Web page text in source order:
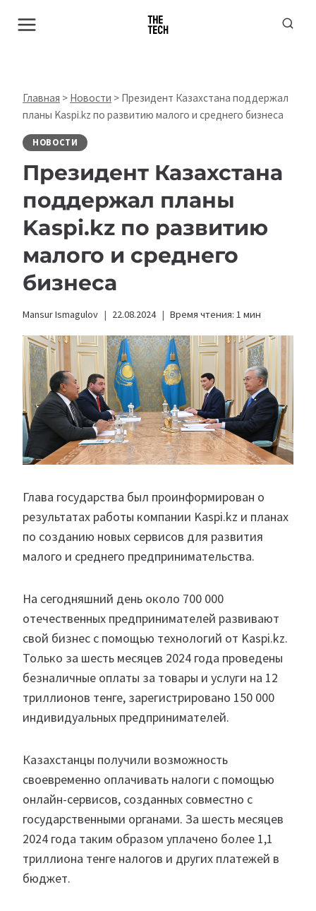
Главная > Новости > Президент Казахстана поддержал
планы Kaspi.kz по развитию малого и среднего бизнеса
НОВОСТИ
Президент Казахстана
поддержал планы
Kaspi.kz по развитию
малого и среднего
бизнеса
Mansur Ismagulov 22.08.2024 Время чтения: 1 мин
Глава государства был проинформирован о
результатах работы компании Kaspi.kz и планах
по созданию новых сервисов для развития
малого и среднего предпринимательства.
На сегодняшний день около 700 000
отечественных предпринимателей развивают
свой бизнес с помощью технологий от Kaspi.kz.
Только за шесть месяцев 2024 года проведены
безналичные оплаты за товары и услуги на 12
триллионов тенге, зарегистрировано 150 000
индивидуальных предпринимателей.
Казахстанцы получили возможность
своевременно оплачивать налоги с помощью
онлайн-сервисов, созданных совместно с
государственными органами. За шесть месяцев
2024 года таким образом уплачено более 1,1
триллиона тенге налогов и других платежей в
бюджет.